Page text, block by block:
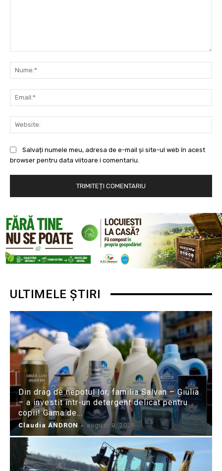
Salvați numele meu, adresa de e-mail și site-ul web în acest
browser pentru data viitoare i comentariu.
ULTIMELE ȘTIRI
Din drag de nepotul lor, familia Salvan – Giulia
– a investit într-un detergent delicat pentru
copii! Gama de...
Claudia ANDRON - august 9, 2026